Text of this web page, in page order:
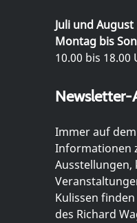
Juli und August
Montag bis
10.00 bis 18.00
Immer auf
Informationen
Ausstellungen,
Kulissen
des Richard